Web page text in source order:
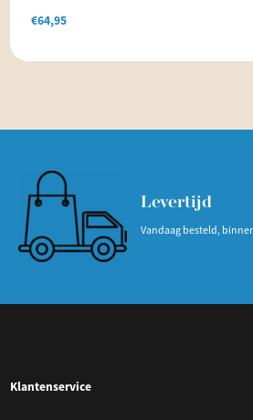
€64,95
Levertijd
Vandaag besteld,
Klantenservice